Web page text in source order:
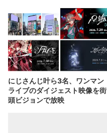
にじさんじ叶ら3名、ワンマン
ライブのダイジェスト映像を街
頭ビジョンで放映